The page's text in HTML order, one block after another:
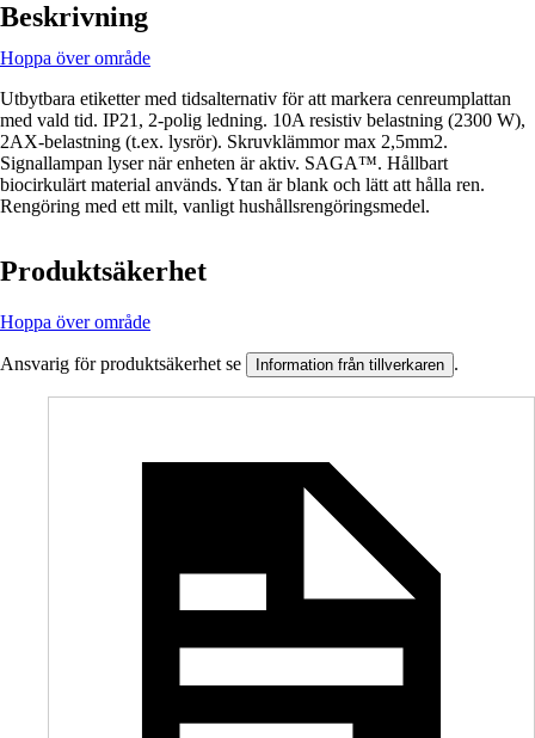
Beskrivning
Hoppa över område
Utbytbara etiketter med tidsalternativ för att markera cenreumplattan
med vald tid. IP21, 2-polig ledning. 10A resistiv belastning (2300 W),
2AX-belastning (t.ex. lysrör). Skruvklämmor max 2,5mm2.
Signallampan lyser när enheten är aktiv. SAGA™. Hållbart
biocirkulärt material används. Ytan är blank och lätt att hålla ren.
Rengöring med ett milt, vanligt hushållsrengöringsmedel.
Produktsäkerhet
Hoppa över område
Ansvarig för produktsäkerhet se Information från tillverkaren .